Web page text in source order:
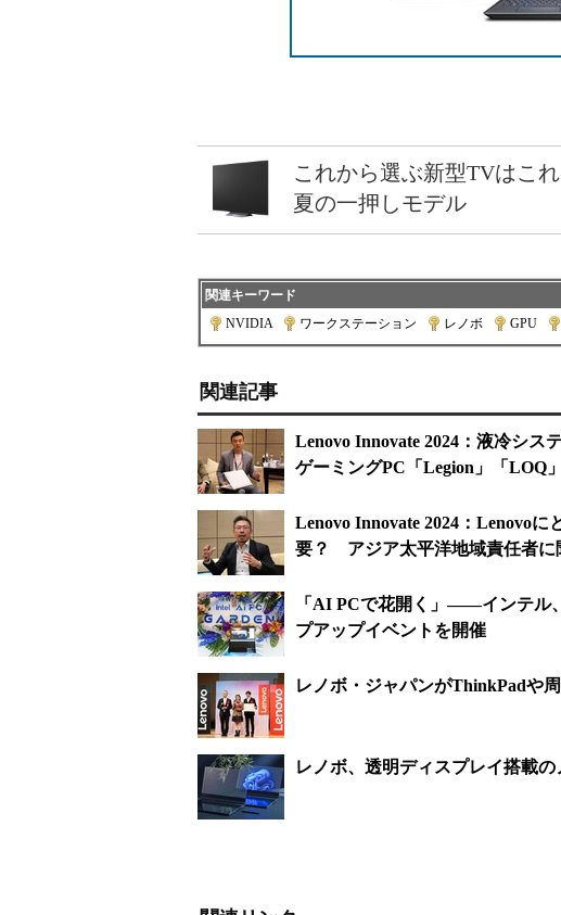
これから選ぶ新型TVはこ
夏の一押しモデル
関連キーワード
NVIDIA| ワークステーション レノボ GPU
関連記事
Lenovo Innovate 2024：液冷シ
ゲーミングPC「Legion」「LOQ
Lenovo Innovate 2024：Lenovo
要？ アジア太平洋地域責任者に
「AI PCで花開く」――インテル
プアップイベントを開催
レノボ・ジャパンがThinkPadや
レノボ、透明ディスプレイ搭載